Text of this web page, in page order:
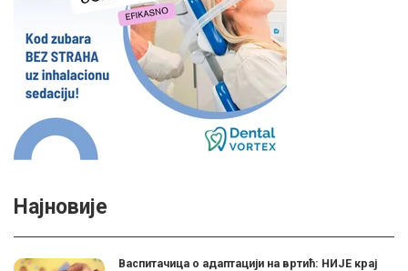
Најновије
Васпитачица о адаптацији на вртић: НИЈЕ крај